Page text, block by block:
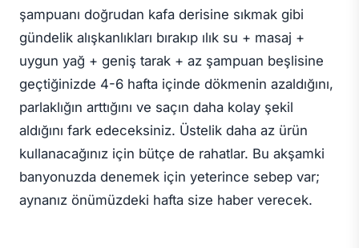
şampuanı doğrudan kafa derisine sıkmak gibi
gündelik alışkanlıkları bırakıp ılık su + masaj +
uygun yağ + geniş tarak + az şampuan beşlisine
geçtiğinizde 4-6 hafta içinde dökmenin azaldığını,
parlaklığın arttığını ve saçın daha kolay şekil
aldığını fark edeceksiniz. Üstelik daha az ürün
kullanacağınız için bütçe de rahatlar. Bu akşamki
banyonuzda denemek için yeterince sebep var;
aynanız önümüzdeki hafta size haber verecek.